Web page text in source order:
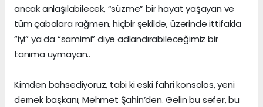
ancak anlaşılabilecek, “süzme” bir hayat yaşayan ve
tüm çabalara rağmen, hiçbir şekilde, üzerinde ittifakla
“iyi” ya da “samimi” diye adlandırabileceğimiz bir
tanıma uymayan..
Kimden bahsediyoruz, tabi ki eski fahri konsolos, yeni
dernek başkanı, Mehmet Şahin’den. Gelin bu sefer, bu